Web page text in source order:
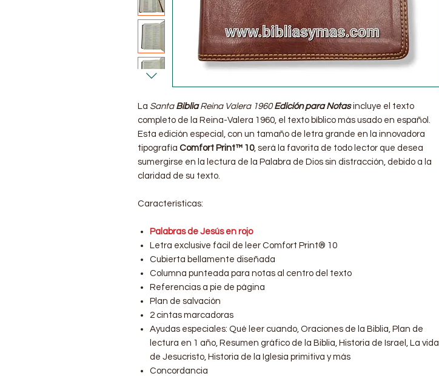
La Santa BibliaReina Valera 1960Edición para Notasincluye el texto
completo de la Reina-Valera 1960, el texto bíblico más usado en español.
Esta edición especial, con un tamaño de letra grande en la innovadora
tipografía Comfort Print™ 10, será la favorita de todo lector que desea
sumergirse en la lectura de la Palabra de Dios sin distracción, debido a la
claridad de su texto.
Características:
Palabras de Jesús en rojo
Letra exclusive fácil de leer Comfort Print® 10
Cubierta bellamente diseñada
Columna punteada para notas al centro del texto
Referencias a pie de página
Plan de salvación
2 cintas marcadoras
Ayudas especiales: Qué leer cuando, Oraciones de la Biblia, Plan de
lectura en 1 año, Resumen gráfico de la Biblia, Historia de Israel, La vida
de Jesucristo, Historia de la Iglesia primitiva y más
Concordancia